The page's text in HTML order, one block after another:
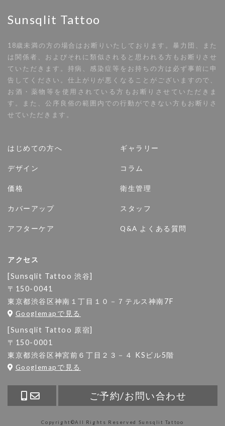
Sunsqlit Tattoo
18歳未満の方の場合はお断りいたしております。暴力団、また
は関係者、およびそれに類似されると思われる方もお断りさせ
ていただきます。持病、感染症等をお持ちの方は必ず事前に申
告してください。仕上がりが悪くなることがございますので、
お酒・薬物等を使用されている方もお断りさせていただきま
す。また、公序良俗の範囲内での行動ができない方もお断りさ
せていただきます。
はじめての方へ
デザイン
価格
カバーアップ
アフターケア
ギャラリー
コラム
衛生管理
スタッフ
Q&A よくある質問
アクセス
[Sunsqlit Tattoo 渋谷]
〒150-0041
東京都渋谷区神南１丁目１０－７テルス神南7F
Googlemapで見る
[Sunsqlit Tattoo 原宿]
〒150-0001
東京都渋谷区神宮前６丁目２３－４ KSビル5階
Googlemapで見る
ご予約/お問い合わせ
Copyright©All Rights Reserved Sunsqlit Tattoo